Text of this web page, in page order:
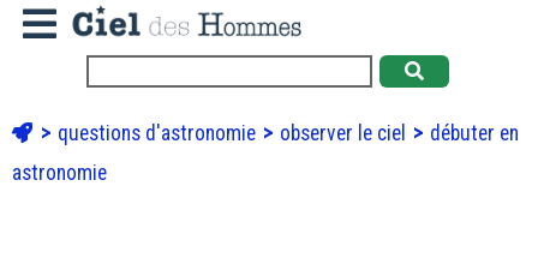
questions d'astronomie observer le ciel
débuter en
astronomie